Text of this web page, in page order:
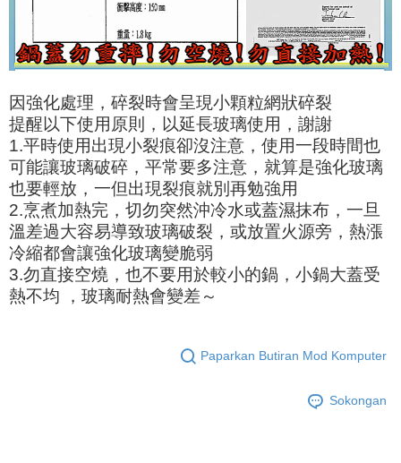
因強化處理，碎裂時會呈現小顆粒網狀碎裂
提醒以下使用原則，以延長玻璃使用，謝謝
1.平時使用出現小裂痕卻沒注意，使用一段時間也
可能讓玻璃破碎，平常要多注意，就算是強化玻璃
也要輕放，一但出現裂痕就別再勉強用
2.烹煮加熱完，切勿突然沖冷水或蓋濕抹布，一旦
溫差過大容易導致玻璃破裂，或放置火源旁，熱漲
冷縮都會讓強化玻璃變脆弱
3.勿直接空燒，也不要用於較小的鍋，小鍋大蓋受
熱不均 ，玻璃耐熱會變差～
Paparkan Butiran Mod Komputer
Sokongan